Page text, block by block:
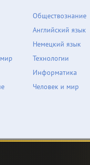
Обществознание
Английский язык
Немецкий язык
Технологии
Информатика
Человек и мир